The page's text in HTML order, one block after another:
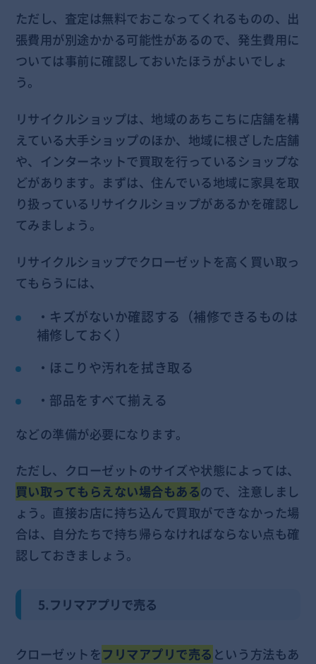
ただし、査定は無料でおこなってくれるものの、出
張費用が別途かかる可能性があるので、発生費用に
ついては事前に確認しておいたほうがよいでしょ
う。
リサイクルショップは、地域のあちこちに店舗を構
えている大手ショップのほか、地域に根ざした店舗
や、インターネットで買取を行っているショップな
どがあります。まずは、住んでいる地域に家具を取
り扱っているリサイクルショップがあるかを確認し
てみましょう。
リサイクルショップでクローゼットを高く買い取っ
てもらうには、
・キズがないか確認する（補修できるものは
補修しておく）
・ほこりや汚れを拭き取る
・部品をすべて揃える
などの準備が必要になります。
ただし、クローゼットのサイズや状態によっては、
買い取ってもらえない場合もあるので、注意しまし
ょう。直接お店に持ち込んで買取ができなかった場
合は、自分たちで持ち帰らなければならない点も確
認しておきましょう。
5.フリマアプリで売る
クローゼットをフリマアプリで売る という方法もあ